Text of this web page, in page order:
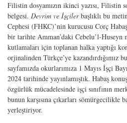
Filistin dosyamızın ikinci yazısı, Filistin
belgesi. Devrim ve İşçilerbaşlıklı bu
Cephesi (FHKC)’nin kurucusu Corç
bir tarihte Amman’daki Cebelu’l-Huseyn
kutlamaları için toplanan halka yaptığı
orjinalinden Türkçe’ye kazandırdığımız
sayfamızda okurlarımıza 1 Mayıs İşçi
2024 tarihinde yayınlamıştık. Habaş
özgürlük mücadelesinde işçi sınıfının
bunun karşısına çıkarları sömürgecilikle
yerleştiriyor.